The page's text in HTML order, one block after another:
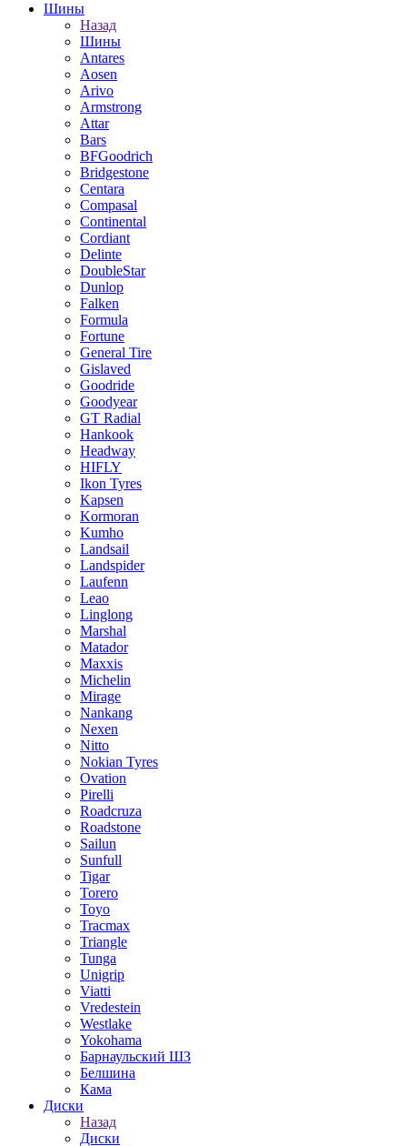
Шины
Назад
Шины
Antares
Aosen
Arivo
Armstrong
Attar
Bars
BFGoodrich
Bridgestone
Centara
Compasal
Continental
Cordiant
Delinte
DoubleStar
Dunlop
Falken
Formula
Fortune
General Tire
Gislaved
Goodride
Goodyear
GT Radial
Hankook
Headway
HIFLY
Ikon Tyres
Kapsen
Kormoran
Kumho
Landsail
Landspider
Laufenn
Leao
Linglong
Marshal
Matador
Maxxis
Michelin
Mirage
Nankang
Nexen
Nitto
Nokian Tyres
Ovation
Pirelli
Roadcruza
Roadstone
Sailun
Sunfull
Tigar
Torero
Toyo
Tracmax
Triangle
Tunga
Unigrip
Viatti
Vredestein
Westlake
Yokohama
Барнаульский ШЗ
Белшина
Кама
Диски
Назад
Диски